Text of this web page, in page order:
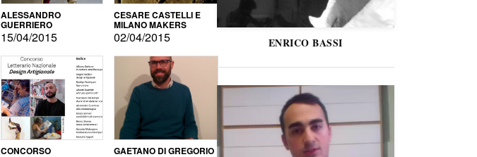
ALESSANDRO
GUERRIERO
15/04/2015
CESARE CASTELLI E
MILANO MAKERS
02/04/2015
CONCORSO GAETANO DI GREGORIO
ENRICO BASSI